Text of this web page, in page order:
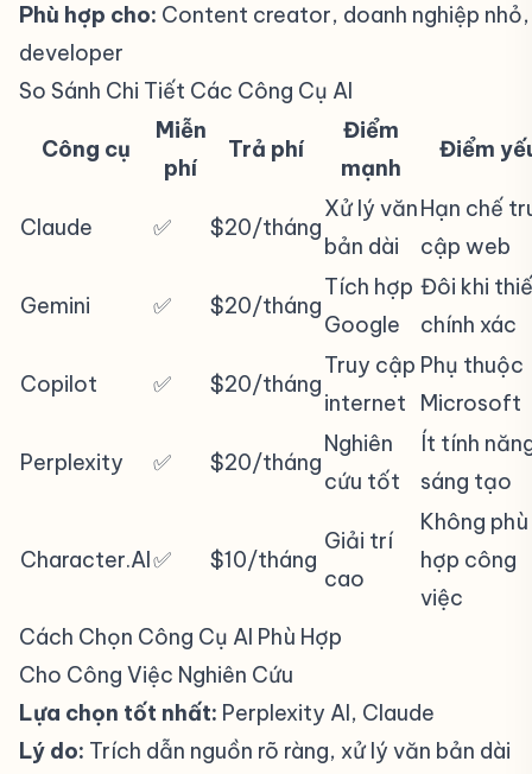
Phù hợp cho: Content creator, doanh nghiệp nhỏ,
developer
So Sánh Chi Tiết Các Công Cụ AI
Công cụ
Miễn
phí
Trả phí
Điểm
mạnh
Điểm
Claude ✅ $20/tháng
Xử lý văn
bản dài
Hạn chế
cập web
Gemini ✅ $20/tháng
Tích hợp
Google
Đôi khi
chính xác
Copilot ✅ $20/tháng
Truy cập
internet
Phụ thuộc
Microsoft
Perplexity ✅ $20/tháng
Nghiên
cứu tốt
Ít tính
sáng tạo
Character.AI✅ $10/tháng
Giải trí
cao
Không phù
hợp công
việc
Cách Chọn Công Cụ AI Phù Hợp
Cho Công Việc Nghiên Cứu
Lựa chọn tốt nhất: Perplexity AI, Claude
Lý do: Trích dẫn nguồn rõ ràng, xử lý văn bản dài